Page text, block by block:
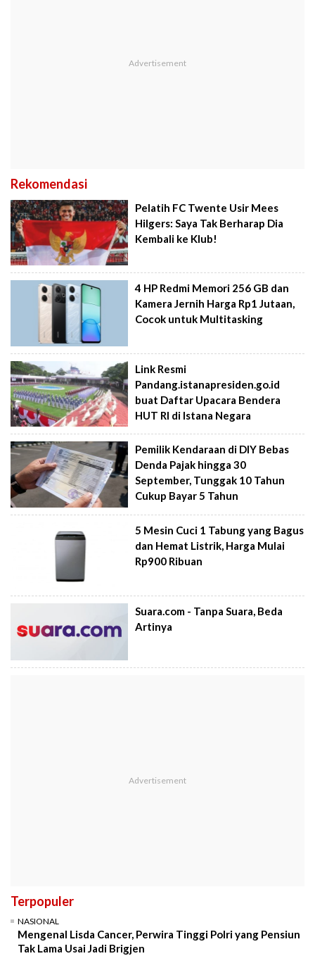
Rekomendasi
Pelatih FC Twente Usir Mees
Hilgers: Saya Tak Berharap Dia
Kembali ke Klub!
4 HP Redmi Memori 256 GB dan
Kamera Jernih Harga Rp1 Jutaan,
Cocok untuk Multitasking
Link Resmi
Pandang.istanapresiden.go.id
buat Daftar Upacara Bendera
HUT RI di Istana Negara
Pemilik Kendaraan di DIY Bebas
Denda Pajak hingga 30
September, Tunggak 10 Tahun
Cukup Bayar 5 Tahun
5 Mesin Cuci 1 Tabung yang Bagus
dan Hemat Listrik, Harga Mulai
Rp900 Ribuan
Suara.com - Tanpa Suara, Beda
Artinya
Terpopuler
NASIONAL
Mengenal Lisda Cancer, Perwira Tinggi Polri yang Pensiun
Tak Lama Usai Jadi Brigjen